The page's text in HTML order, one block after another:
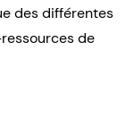
des différentes
de